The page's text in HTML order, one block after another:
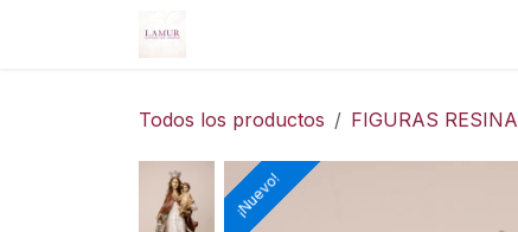
Todos los productos FIGURAS RESINA
¡Nuevo!
¡Nuevo!